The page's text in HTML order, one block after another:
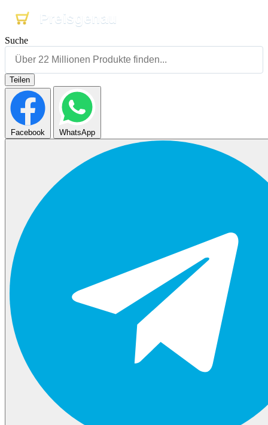
Preisgenau
Preisgenau
Preisgenau
Suche
Teilen
Facebook WhatsApp